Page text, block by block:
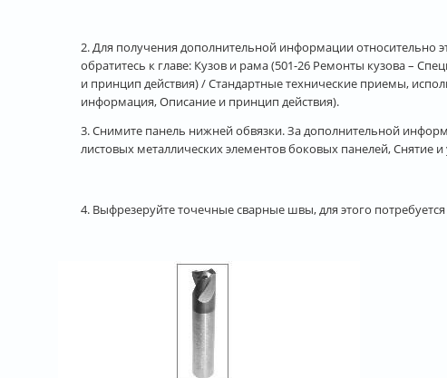
2. Для получения дополнительной информации
обратитесь к главе: Кузов и рама (501-26 Ремонты кузова –
и принцип действия) / Стандартные технические приемы,
информация, Описание и принцип действия).
3. Снимите панель нижней обвязки. За дополнительной
листовых металлических элементов боковых панелей, Снятие и
4. Выфрезеруйте точечные сварные швы, для этого